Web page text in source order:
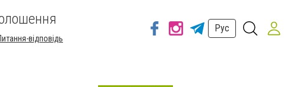
відповідь
Рус